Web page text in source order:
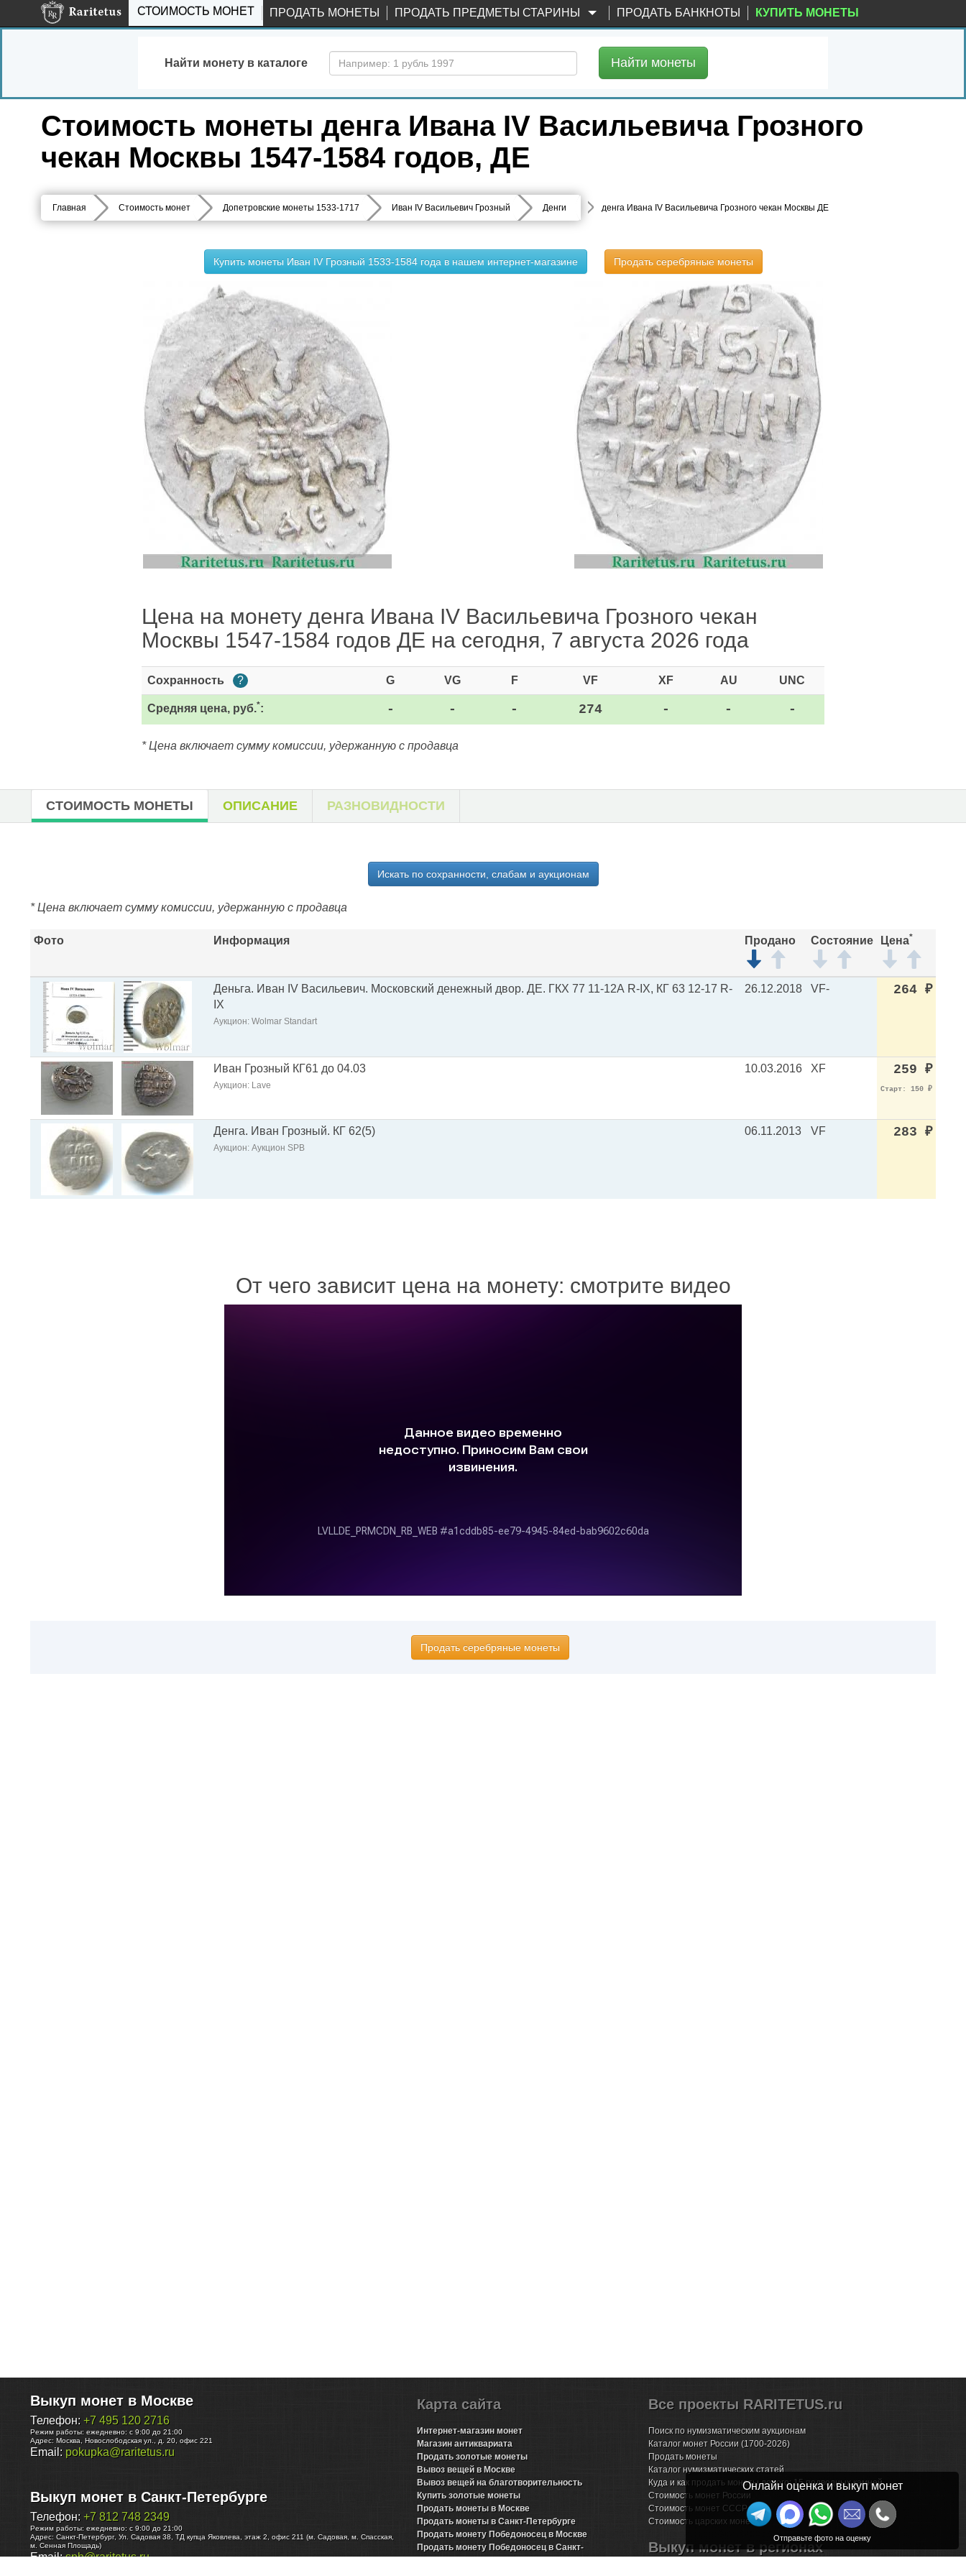
СТОИМОСТЬ МОНЕТ ПРОДАТЬ МОНЕТЫ ПРОДАТЬ ПРЕДМЕТЫ СТАРИНЫ ПРОДАТЬ БАНКНОТЫ КУПИТЬ МОНЕТЫ
Найти монету в каталоге Найти монеты
Стоимость монеты денга Ивана IV Васильевича Грозного
чекан Москвы 1547-1584 годов, ДЕ
Главная Стоимость монет Допетровские монеты 1533-1717 Иван IV Васильевич Грозный Денги денга Ивана IV Васильевича Грозного чекан Москвы ДЕ
Купить монеты Иван IV Грозный 1533-1584 года в нашем интернет-магазине Продать серебряные монеты
Цена на монету денга Ивана IV Васильевича Грозного чекан
Москвы 1547-1584 годов ДЕ на сегодня, 7 августа 2026 года
Сохранность ? G VG F VF XF AU UNC
Средняя цена, руб.*: - - - 274 - - -
* Цена включает сумму комиссии, удержанную с продавца
СТОИМОСТЬ МОНЕТЫ ОПИСАНИЕ РАЗНОВИДНОСТИ
Искать по сохранности, слабам и аукционам
* Цена включает сумму комиссии, удержанную с продавца
Фото Информация Продано Состояние Цена*
Деньга. Иван IV Васильевич. Московский денежный двор. ДЕ. ГКХ 77 11-12А R-IX, КГ 63 12-17 R-
IX
Аукцион: Wolmar Standart
26.12.2018 VF- 264 ₽
Иван Грозный КГ61 до 04.03
Аукцион: Lave
10.03.2016 XF 259 ₽
Старт: 150 ₽
Денга. Иван Грозный. КГ 62(5)
Аукцион: Аукцион SPB
06.11.2013 VF 283 ₽
От чего зависит цена на монету: смотрите видео
Продать серебряные монеты
Выкуп монет в Москве
Телефон: +7 495 120 2716
Режим работы: ежедневно: с 9:00 до 21:00
Адрес: Москва Новослободская ул., д. 20, офис 221
Email: pokupka@raritetus.ru
Выкуп монет в Санкт-Петербурге
Телефон: +7 812 748 2349
Режим работы: ежедневно: с 9:00 до 21:00
Адрес: Санкт-Петербург, Ул. Садовая 38, ТД купца Яковлева, этаж 2, офис 211 (м. Садовая, м. Спасская,
м. Сенная Площадь)
Email:spb@raritetus.ru
Карта сайта
Интернет-магазин монет
Магазин антиквариата
Продать золотые монеты
Вывоз вещей в Москве
Вывоз вещей на благотворительность
Купить золотые монеты
Продать монеты в Москве
Продать монеты в Санкт-Петербурге
Продать монету Победоносец в Москве
Продать монету Победоносец в Санкт-
Все проекты RARITETUS.ru
Поиск по нумизматическим аукционам
Каталог монет России (1700-2026)
Продать монеты
Каталог нумизматических статей
Куда и как продать монеты дорого: 15 подводных камней
Стоимость монет России
Стоимость монет СССР
Стоимость царских монет
Выкуп монет в регионах
Онлайн оценка и выкуп монет